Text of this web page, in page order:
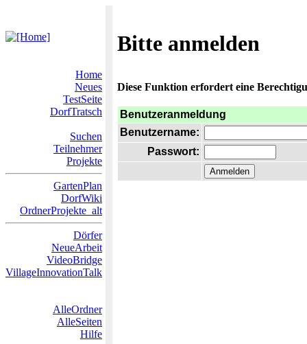
Bitte anmelden
Home
Neues
TestSeite
DorfTratsch
Suchen
Teilnehmer
Projekte
GartenPlan
DorfWiki
OrdnerProjekte_alt
Dörfer
NeueArbeit
VideoBridge
VillageInnovationTalk
AlleOrdner
AlleSeiten
Hilfe
Diese Funktion erfordert eine
Benutzeranmeldung
Benutzername:
Passwort: